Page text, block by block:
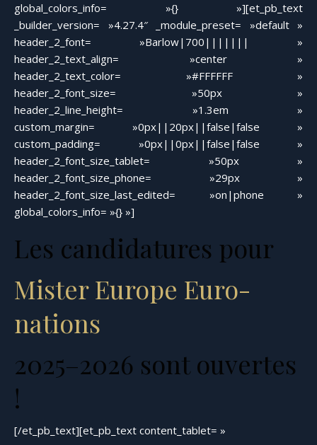
global_colors_info= »{} »][et_pb_text
_builder_version= »4.27.4″ _module_preset= »default »
header_2_font= »Barlow|700||||||| »
header_2_text_align= »center »
header_2_text_color= »#FFFFFF »
header_2_font_size= »50px »
header_2_line_height= »1.3em »
custom_margin= »0px||20px||false|false »
custom_padding= »0px||0px||false|false »
header_2_font_size_tablet= »50px »
header_2_font_size_phone= »29px »
header_2_font_size_last_edited= »on|phone »
global_colors_info= »{} »]
Les candidatures pour
Mister Europe Euro-
nations
2025–2026 sont ouvertes
!
[/et_pb_text][et_pb_text content_tablet= »